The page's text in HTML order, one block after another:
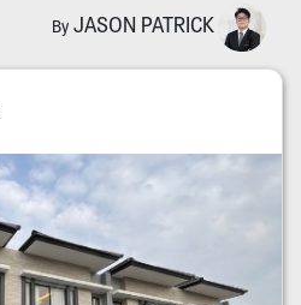
By JASON PATRICK